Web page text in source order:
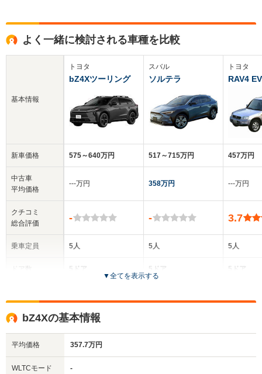
よく一緒に検討される車種を比較
基本情報
新車価格
中古車
平均価格
クチコミ
総合評価
乗車定員
サイズ
(全長x全幅x全高)
トヨタ
bZ4Xツーリング
575～640万円
‐‐‐万円
-
5人
5ドア
全高
スバル
ソルテラ
517～715万円
358万円
-
5人
5ドア
全高
トヨタ
RAV4 EV
457万円
‐‐‐万円
3.7
5人
5ドア
全
▼全てを表示する
bZ4Xの基本情報
平均価格 357.7万円
WLTCモード
-